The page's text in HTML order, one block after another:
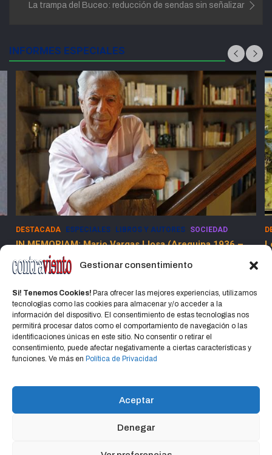
Gestionar consentimiento
Si! Tenemos Cookies! Para ofrecer las mejores experiencias, utilizamos
tecnologías como las cookies para almacenar y/o acceder a la
información del dispositivo. El consentimiento de estas tecnologías nos
permitirá procesar datos como el comportamiento de navegación o las
identificaciones únicas en este sitio. No consentir o retirar el
consentimiento, puede afectar negativamente a ciertas características y
funciones. Ve más en Política de Privacidad
Aceptar
Denegar
La trampa del Buceo: reducción de sendas sin señalizar
INFORMES ESPECIALES
DESTACADA ESPECIALES LIBROS Y AUTORES SOCIEDAD
IN MEMORIAM: Mario Vargas Llosa (Arequipa 1936 –
Lima 2025)
15 abril, 2025
Home Política de privacidad
CONTACTO
CONTRAVIENTO
Portal Hospedado en Hosting Montevideo Más de 15 años de